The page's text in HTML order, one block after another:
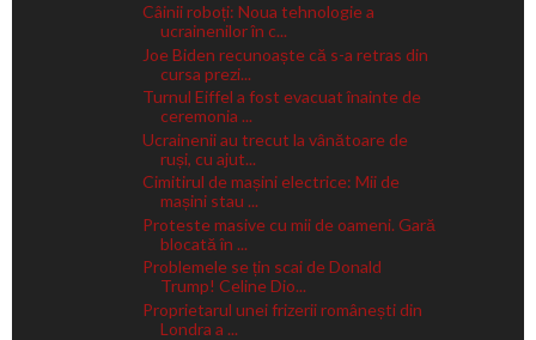
Câinii roboți: Noua tehnologie a
ucrainenilor în c...
Joe Biden recunoaște că s-a retras din
cursa prezi...
Turnul Eiffel a fost evacuat înainte de
ceremonia ...
Ucrainenii au trecut la vânătoare de
ruși, cu ajut...
Cimitirul de mașini electrice: Mii de
mașini stau ...
Proteste masive cu mii de oameni. Gară
blocată în ...
Problemele se țin scai de Donald
Trump! Celine Dio...
Proprietarul unei frizerii românești din
Londra a ...